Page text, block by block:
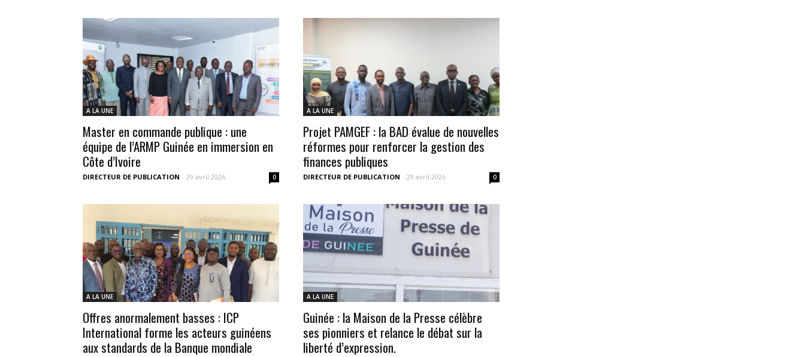
A LA UNE
Master en commande publique : une
équipe de l’ARMP Guinée en immersion en
Côte d’Ivoire
DIRECTEUR DE PUBLICATION - 29 avril 2026 0
A LA UNE
Projet PAMGEF : la BAD évalue de nouvelles
réformes pour renforcer la gestion des
finances publiques
DIRECTEUR DE PUBLICATION - 29 avril 2026 0
A LA UNE
Offres anormalement basses : ICP
International forme les acteurs guinéens
aux standards de la Banque mondiale
A LA UNE
Guinée : la Maison de la Presse célèbre
ses pionniers et relance le débat sur la
liberté d’expression.